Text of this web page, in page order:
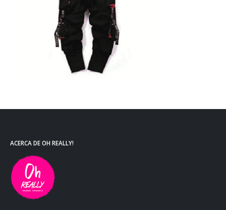
ACERCA DE OH REALLY!